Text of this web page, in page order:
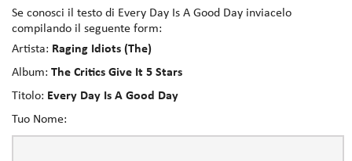
Se conosci il testo di Every Day Is A Good Day inviacelo
compilando il seguente form:
Artista: Raging Idiots (The)
Album: The Critics Give It 5 Stars
Titolo: Every Day Is A Good Day
Tuo Nome: